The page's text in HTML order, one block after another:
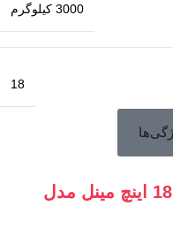
3000 کیلوگرم
18
سنج کرش هوی برلینت مدیوم 18 اینچ مینل مدل